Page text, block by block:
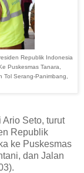
Republik Indonesia
Puskesmas Tanara,
Tol Serang-Panimbang,
Seto, turut
Republik
ke Puskesmas
dan Jalan